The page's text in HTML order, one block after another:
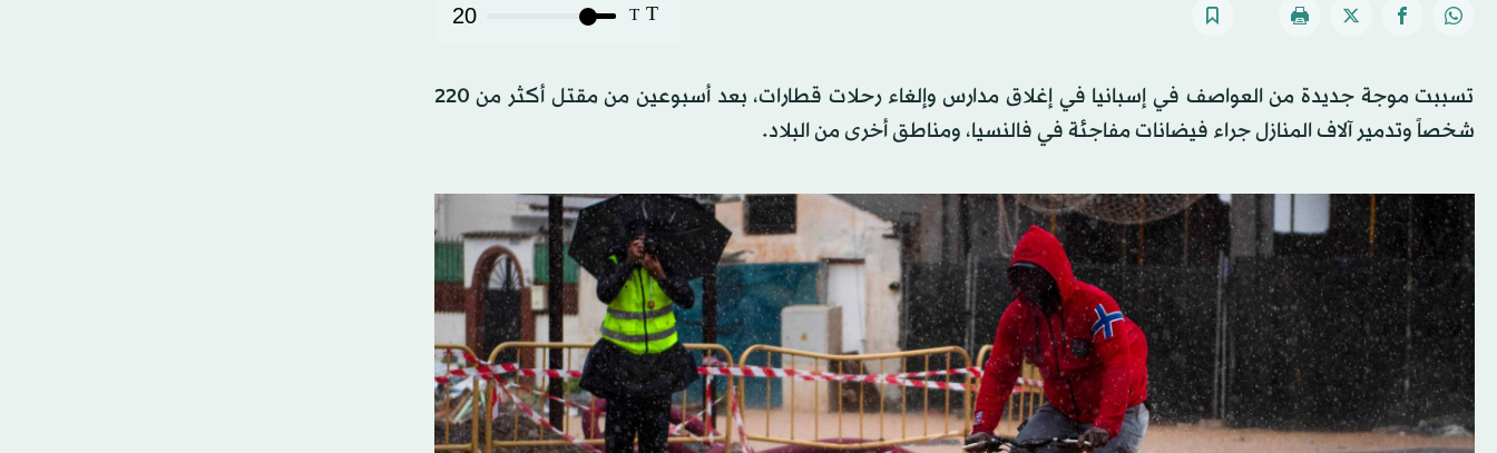
T
T
20
تسببت موجة جديدة من العواصف في إسبانيا في إغلاق مدارس وإلغاء رحلات قطارات، بعد أسبوعين من مقتل أكثر من 220
شخصاً وتدمير آلاف المنازل جراء فيضانات مفاجئة في فالنسيا، ومناطق أخرى من البلاد.